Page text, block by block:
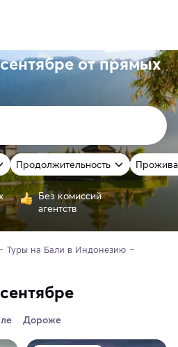
отпрямых
Продолжительность
Без комиссий
агентств
Туры на Бали в Индонезию
Дороже